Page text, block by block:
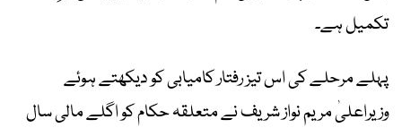
تکمیل ہے۔
پہلے مرحلے کی اس تیز رفتار کامیابی کو دیکھتے ہوئے
وزیراعلیٰ مریم نواز شریف نے متعلقہ حکام کو اگلے مالی سال